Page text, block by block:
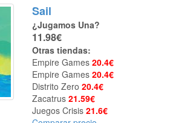
Sail
¿Jugamos Una?
11.98€
Otras tiendas:
Empire Games 20.4€
Empire Games 20.4€
Distrito Zero 20.4€
Zacatrus 21.59€
Juegos Crisis 21.6€